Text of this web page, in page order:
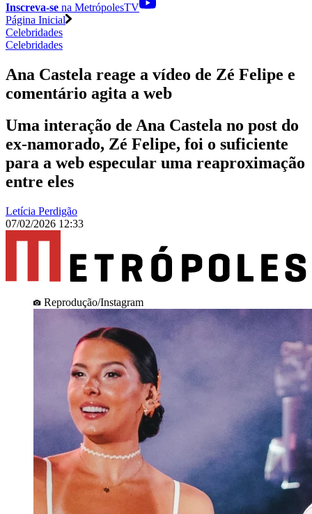
Inscreva-se na MetrópolesTV
Página Inicial
Celebridades
Celebridades
Ana Castela reage a vídeo de Zé Felipe e
comentário agita a web
Uma interação de Ana Castela no post do
ex-namorado, Zé Felipe, foi o suficiente
para a web especular uma reaproximação
entre eles
Letícia Perdigão
07/02/2026 12:33
Reprodução/Instagram